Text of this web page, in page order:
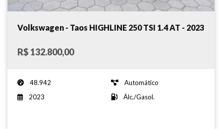
Volkswagen - Taos HIGHLINE 250 TSI 1.4 AT - 2023
R$ 132.800,00
48.942
Automático
2023
Álc./Gasol.